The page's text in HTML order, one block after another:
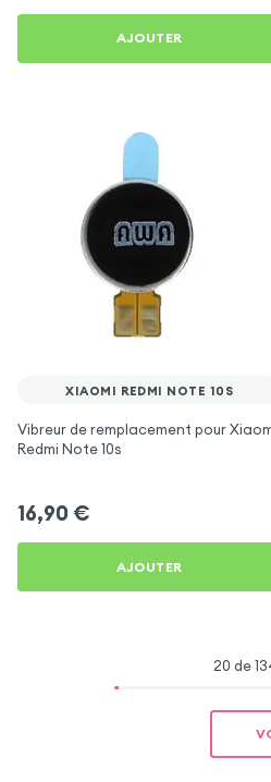
AJOUTER
XIAOMI REDMI NOTE 10S
Vibreur de remplacement pour
Redmi Note 10s
16,90 €
AJOUTER
20 de